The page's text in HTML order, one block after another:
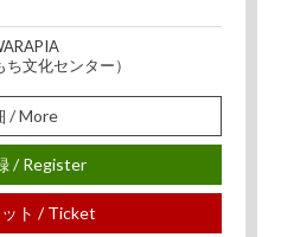
ち文化センター）
/ More
/ Register
ト / Ticket